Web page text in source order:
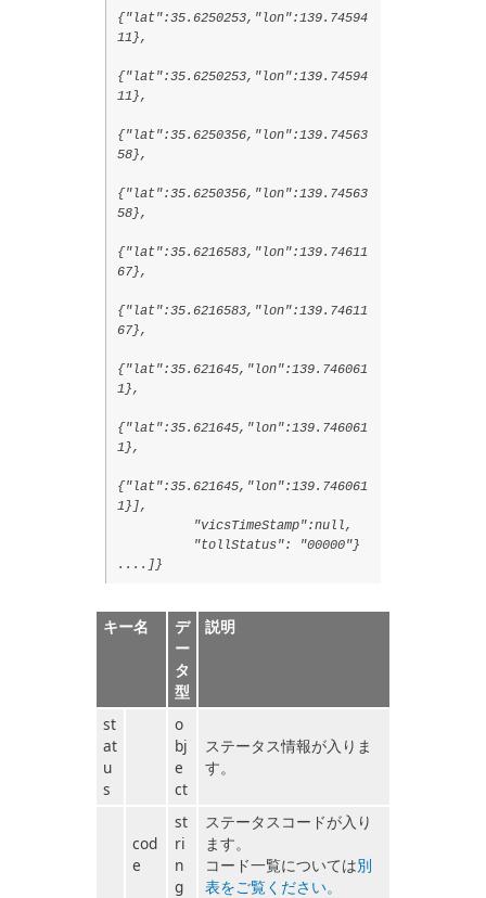
{"lat":35.6250253,"lon":139.74594
11},
{"lat":35.6250253,"lon":139.74594
11},
{"lat":35.6250356,"lon":139.74563
58},
{"lat":35.6250356,"lon":139.74563
58},
{"lat":35.6216583,"lon":139.74611
67},
{"lat":35.6216583,"lon":139.74611
67},
{"lat":35.621645,"lon":139.746061
1},
{"lat":35.621645,"lon":139.746061
1},
{"lat":35.621645,"lon":139.746061
1}],
"vicsTimeStamp":null,
"tollStatus": "00000"}
....]}
キー名
デ
ー
タ
型
説明
st
at
u
s
o
bj
e
ct
ステータス情報が入りま
す。
cod
e
st
ri
n
g
ステータスコードが入り
ます。
コード一覧については別
表をご覧ください。